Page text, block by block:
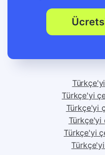
Türkçe'yi
Türkçe'yi
Türkçe'yi